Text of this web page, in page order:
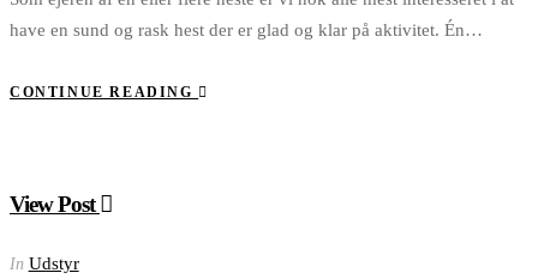
have en sund og rask hest der er glad og klar på aktivitet. Én…
CONTINUE READING
View Post
In Udstyr